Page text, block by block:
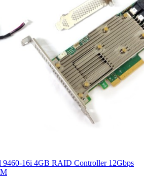
9460-16i 4GB RAID Controller 12Gbps